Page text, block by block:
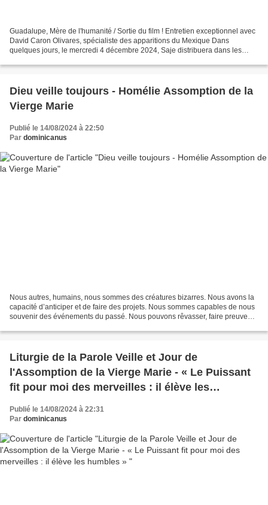
Guadalupe, Mère de l'humanité / Sortie du film ! Entretien exceptionnel avec
David Caron Olivares, spécialiste des apparitions du Mexique Dans
quelques jours, le mercredi 4 décembre 2024, Saje distribuera dans les
Dieu veille toujours - Homélie Assomption de la
Vierge Marie
Publié le 14/08/2024 à 22:50
Par dominicanus
Nous autres, humains, nous sommes des créatures bizarres. Nous avons la
capacité d’anticiper et de faire des projets. Nous sommes capables de nous
souvenir des événements du passé. Nous pouvons rêvasser, faire preuve
Liturgie de la Parole Veille et Jour de
l'Assomption de la Vierge Marie - « Le Puissant
fit pour moi des merveilles : il élève les
humbles »
Publié le 14/08/2024 à 22:31
Par dominicanus